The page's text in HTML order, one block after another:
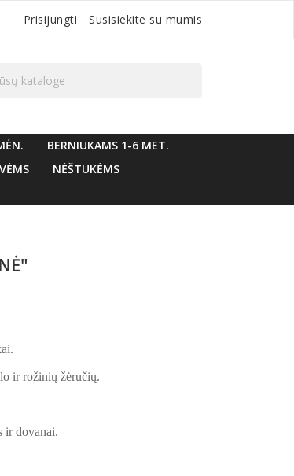
Prisijungti Susisiekite su mumis
BERNIUKAMS 1-6 MET.
NĖŠTUKĖMS
ir rožinių žėručių.
ir dovanai.